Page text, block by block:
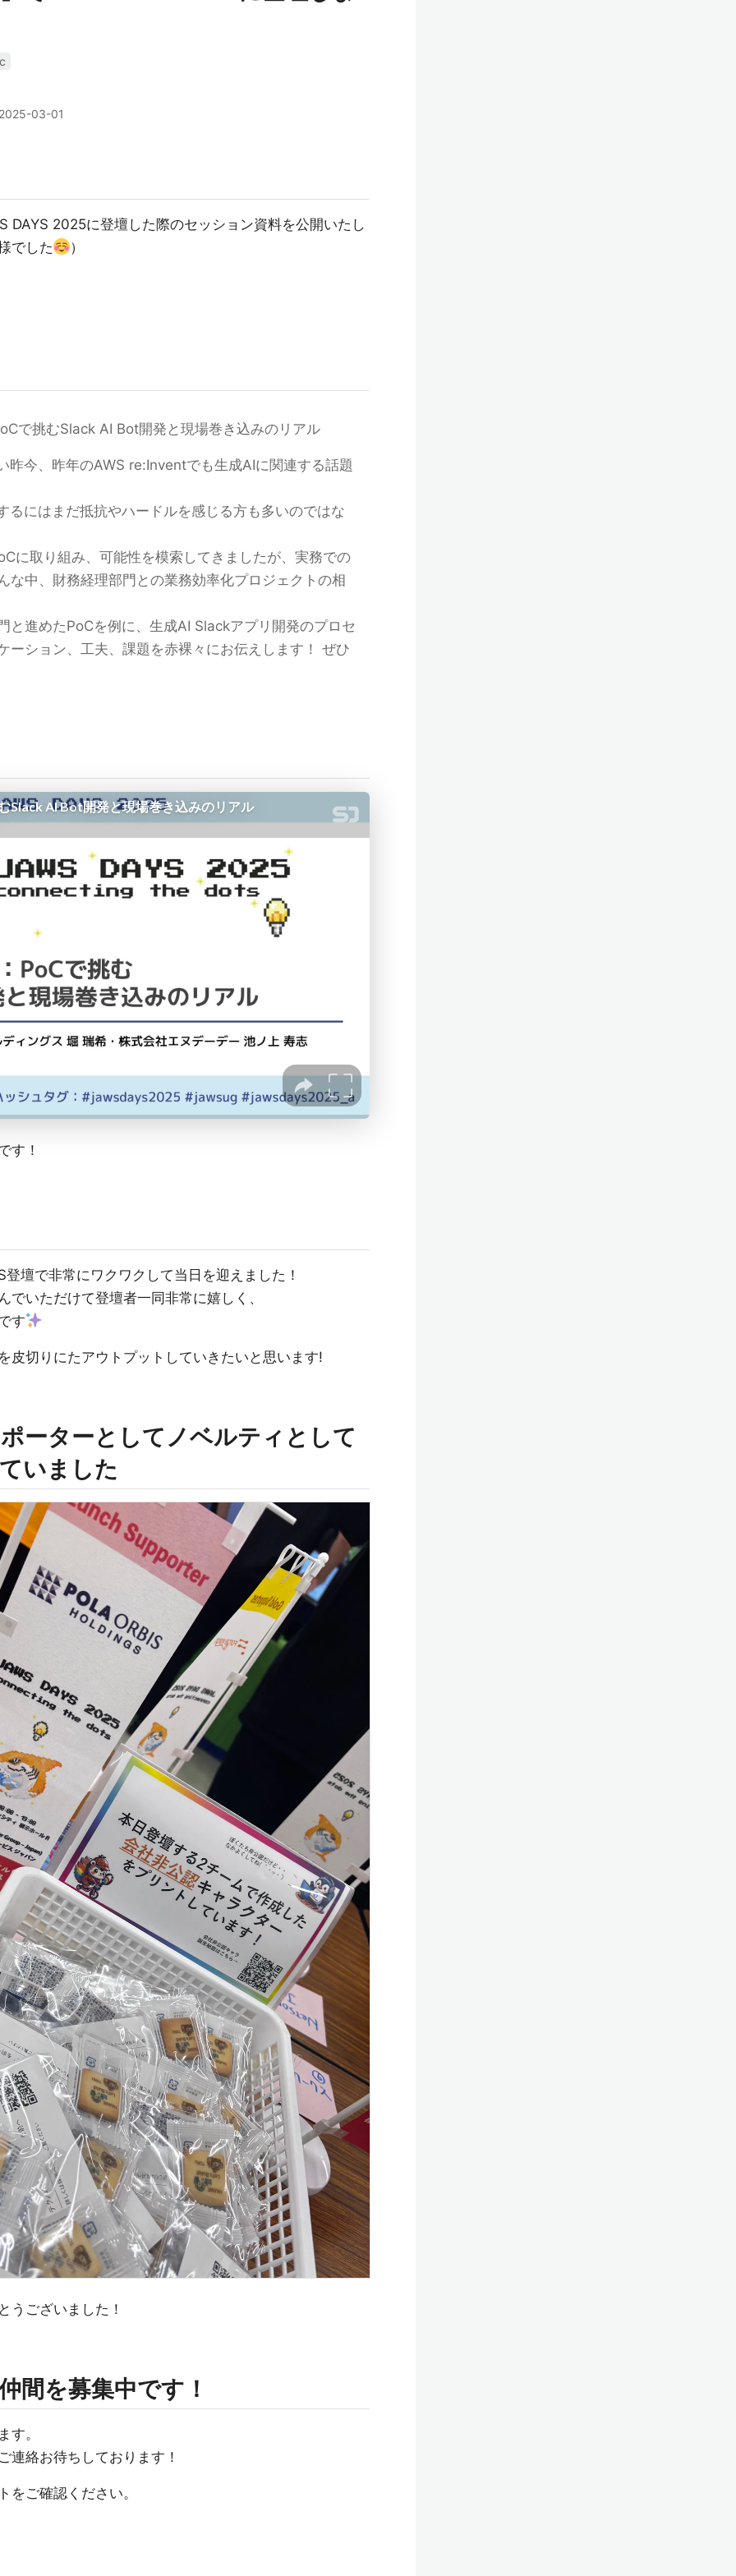
03-01
DAYS 2025に登壇した際のセッション資料を公開いたし
でした
）
で挑むSlack AI Bot開発と現場巻き込みのリアル
昨今、昨年のAWS re:Inventでも生成AIに関連する話題
るにはまだ抵抗やハードルを感じる方も多いのではな
に取り組み、可能性を模索してきましたが、実務での
な中、財務経理部門との業務効率化プロジェクトの相
と進めたPoCを例に、生成AI Slackアプリ開発のプロセ
ーション、工夫、課題を赤裸々にお伝えします！ ぜひ
す！
壇で非常にワクワクして当日を迎えました！
いただけて登壇者一同非常に嬉しく、
す
皮切りにたアウトプットしていきたいと思います!
ーターとしてノベルティとして
いました
うございました！
間を募集中です！
す。
連絡お待ちしております！
をご確認ください。